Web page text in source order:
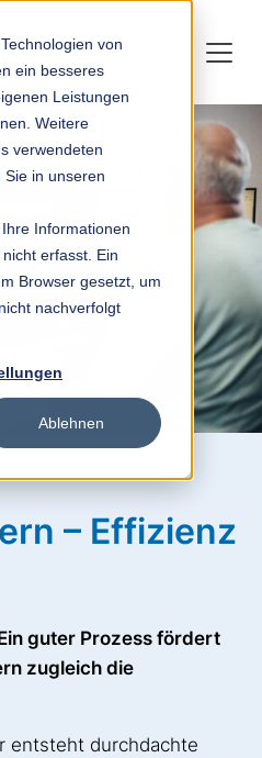
von
ein besseres
Leistungen
Weitere
verwendeten
Sie in unseren
Informationen
erfasst. Ein
Browser gesetzt, um
nachverfolgt
Ablehnen
– Effizienz
guter Prozess fördert
zugleich die
entsteht durchdachte